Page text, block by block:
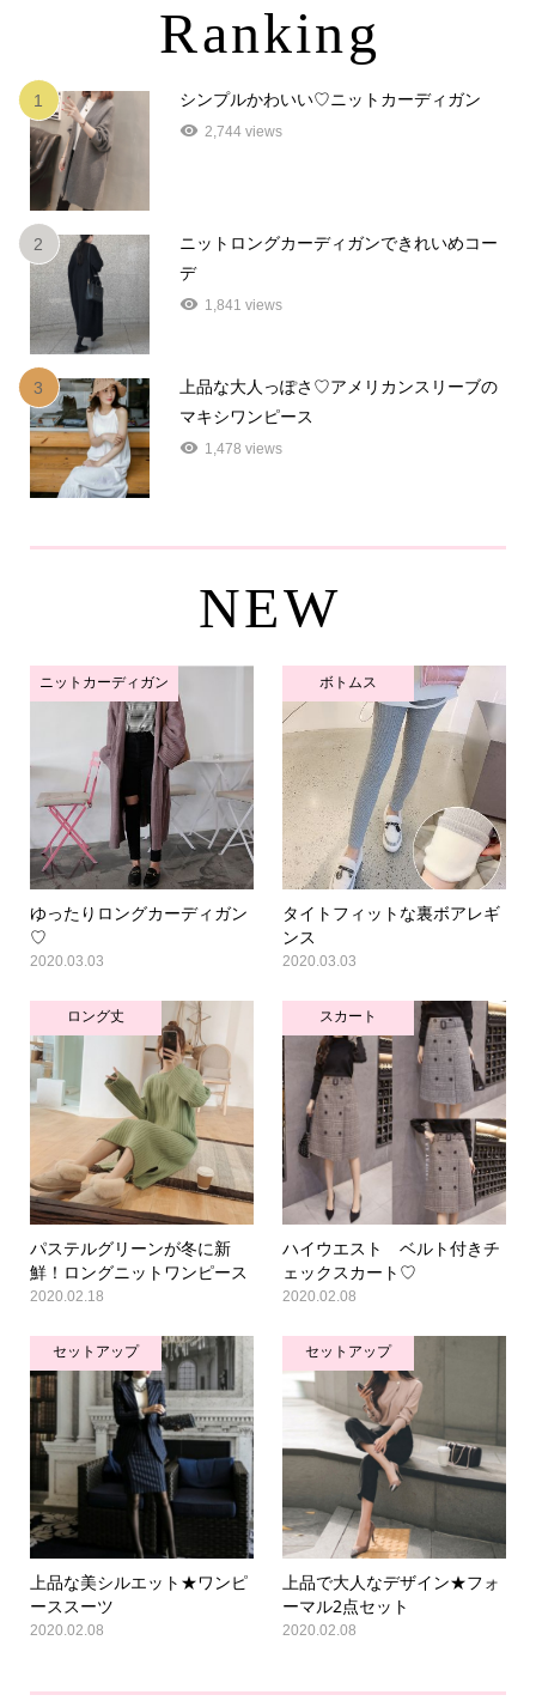
Ranking
1 シンプルかわいい♡ニットカーディガン
2,744 views
2
ニットロングカーディガンできれいめコー
デ
1,841 views
3
上品な大人っぽさ♡アメリカンスリーブの
マキシワンピース
1,478 views
NEW
ニットカーディガン
ゆったりロングカーディガン
♡
2020.03.03
ボトムス
タイトフィットな裏ボアレギ
ンス
2020.03.03
ロング丈
パステルグリーンが冬に新
鮮！ロングニットワンピース
2020.02.18
スカート
ハイウエスト ベルト付きチ
ェックスカート♡
2020.02.08
セットアップ
上品な美シルエット★ワンピ
ーススーツ
2020.02.08
セットアップ
上品で大人なデザイン★フォ
ーマル2点セット
2020.02.08